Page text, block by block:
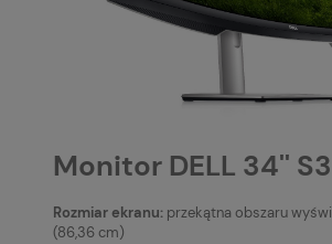
Monitor DELL 34''
Rozmiar ekranu: przekątna obszaru
(86,36 cm)